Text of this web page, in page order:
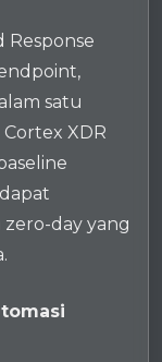
satu
XDR
day yang